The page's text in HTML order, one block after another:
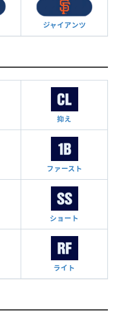
ジャイアンツ
抑え
ファースト
ショート
ライト